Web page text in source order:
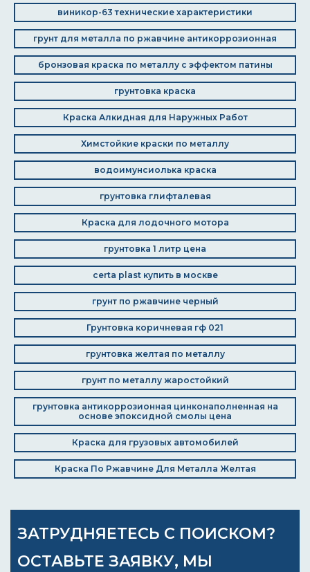
виникор-63 технические характеристики
грунт для металла по ржавчине антикоррозионная
бронзовая краска по металлу с эффектом патины
грунтовка краска
Краска Алкидная для Наружных Работ
Химстойкие краски по металлу
водоимунсиолька краска
грунтовка глифталевая
Краска для лодочного мотора
грунтовка 1 литр цена
certa plast купить в москве
грунт по ржавчине черный
Грунтовка коричневая гф 021
грунтовка желтая по металлу
грунт по металлу жаростойкий
грунтовка антикоррозионная цинконаполненная на
основе эпоксидной смолы цена
Краска для грузовых автомобилей
Краска По Ржавчине Для Металла Желтая
ЗАТРУДНЯЕТЕСЬ С ПОИСКОМ?
ОСТАВЬТЕ ЗАЯВКУ, МЫ